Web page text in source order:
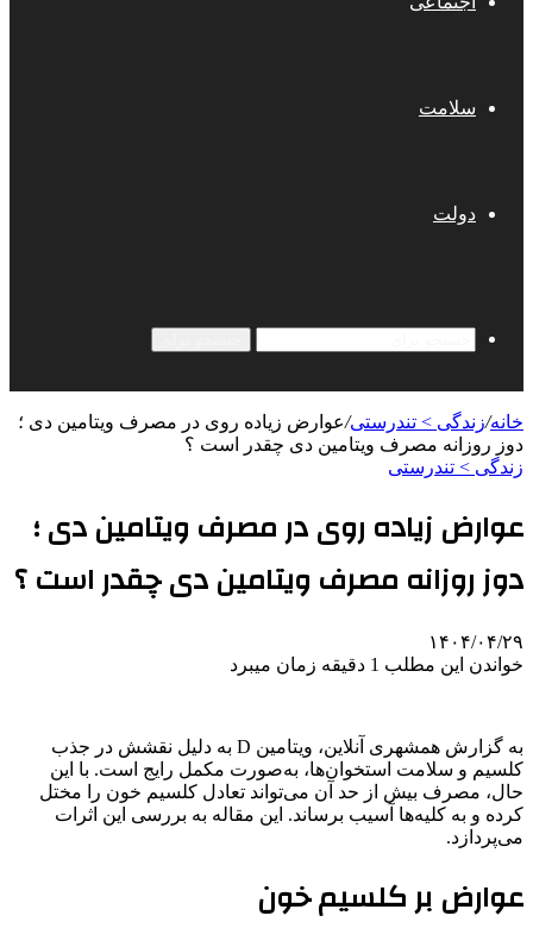
سلامت
دولت
خانه/زندگی > تندرستی/عوارض زیاده روی در مصرف ویتامین دی ؛
دوز روزانه مصرف ویتامین دی چقدر است ؟
زندگی > تندرستی
عوارض زیاده روی در مصرف ویتامین دی ؛
دوز روزانه مصرف ویتامین دی چقدر است ؟
۱۴۰۴/۰۴/۲۹
خواندن این مطلب 1 دقیقه زمان میبرد
به گزارش همشهری آنلاین، ویتامین D به دلیل نقشش در جذب
کلسیم و سلامت استخوان‌ها، به‌صورت مکمل رایج است. با این
حال، مصرف بیش از حد آن می‌تواند تعادل کلسیم خون را مختل
کرده و به کلیه‌ها آسیب برساند. این مقاله به بررسی این اثرات
می‌پردازد.
عوارض بر کلسیم خون